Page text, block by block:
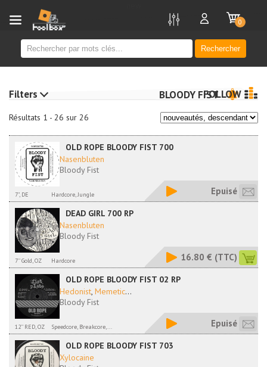
Rechercher
0
Résultats 1 - 26 sur 26
BLOODY FISTFOLLOW
OLD ROPE BLOODY FIST 700
Nasenbluten
Bloody Fist
7", DE Hardcore, Jungle Epuisé
DEAD GIRL 700 RP
Nasenbluten
Bloody Fist
7'' Gold, OZ Hardcore 16.80 € (TTC)
OLD ROPE BLOODY FIST 02 RP
Hedonist, Memetic...
Bloody Fist
12'' RED, OZ Speedcore, Breakcore,... Epuisé
OLD ROPE BLOODY FIST 703
Xylocaine
Filters